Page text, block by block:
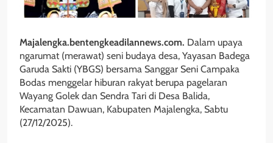
Majalengka.bentengkeadilannews.com. Dalam upaya
ngarumat (merawat) seni budaya desa, Yayasan Badega
Garuda Sakti (YBGS) bersama Sanggar Seni Campaka
Bodas menggelar hiburan rakyat berupa pagelaran
Wayang Golek dan Sendra Tari di Desa Balida,
Kecamatan Dawuan, Kabupaten Majalengka, Sabtu
(27/12/2025).